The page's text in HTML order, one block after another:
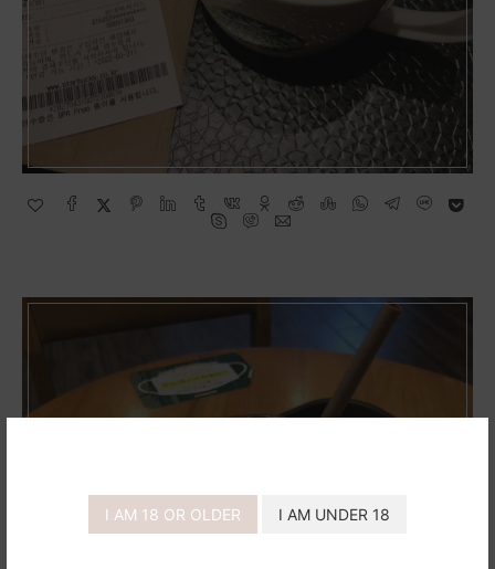
I AM 18 OR OLDER I AM UNDER 18
스타벅스 자몽허니블랙티 – 스타벅
스 음료 추천